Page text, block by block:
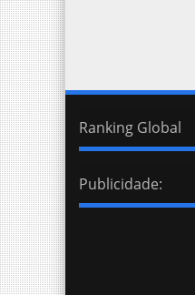
Ranking Global
Publicidade: